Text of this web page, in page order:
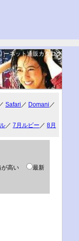
ーネット通販カタログ
Safari ／ Domani ／
／ 7月ルビー ／ 8月
が高い 最新